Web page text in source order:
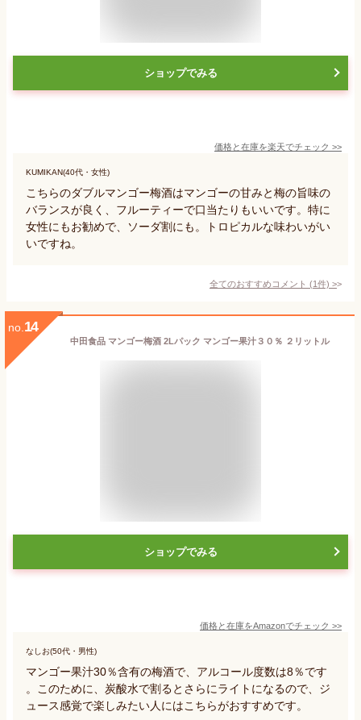
ショップでみる
価格と在庫を楽天でチェック >>
KUMIKAN(40代・女性)
こちらのダブルマンゴー梅酒はマンゴーの甘みと梅の旨味の
バランスが良く、フルーティーで口当たりもいいです。特に
女性にもお勧めで、ソーダ割にも。トロピカルな味わいがい
いですね。
全てのおすすめコメント (1件) >
no. 14
中田食品 マンゴー梅酒 2Lパック マンゴー果汁３０％ ２リットル
ショップでみる
価格と在庫をAmazonでチェック >>
なしお(50代・男性)
マンゴー果汁30％含有の梅酒で、アルコール度数は8％です
。このために、炭酸水で割るとさらにライトになるので、ジ
ュース感覚で楽しみたい人にはこちらがおすすめです。